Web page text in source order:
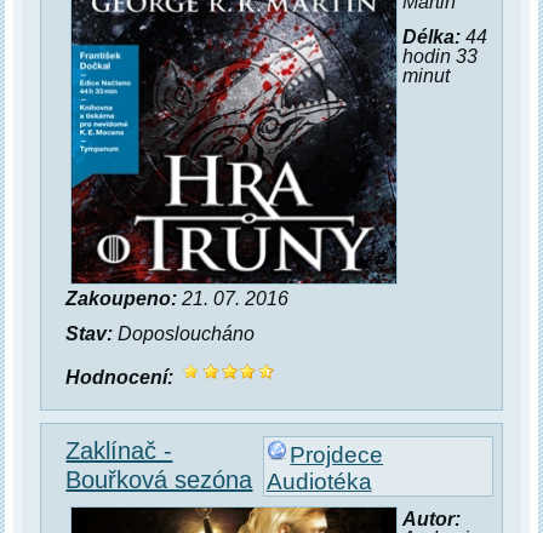
Délka:44
hodin 33
minut
Zakoupeno: 21. 07. 2016
Stav: Doposloucháno
Hodnocení:
Projdece
Audiotéka
Zaklínač -
Bouřková sezóna
Autor: